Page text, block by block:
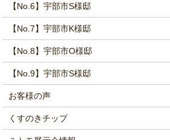
【No.6】宇部市S様邸
【No.7】宇部市K様邸
【No.8】宇部市O様邸
【No.9】宇部市S様邸
お客様の声
くすのきチップ